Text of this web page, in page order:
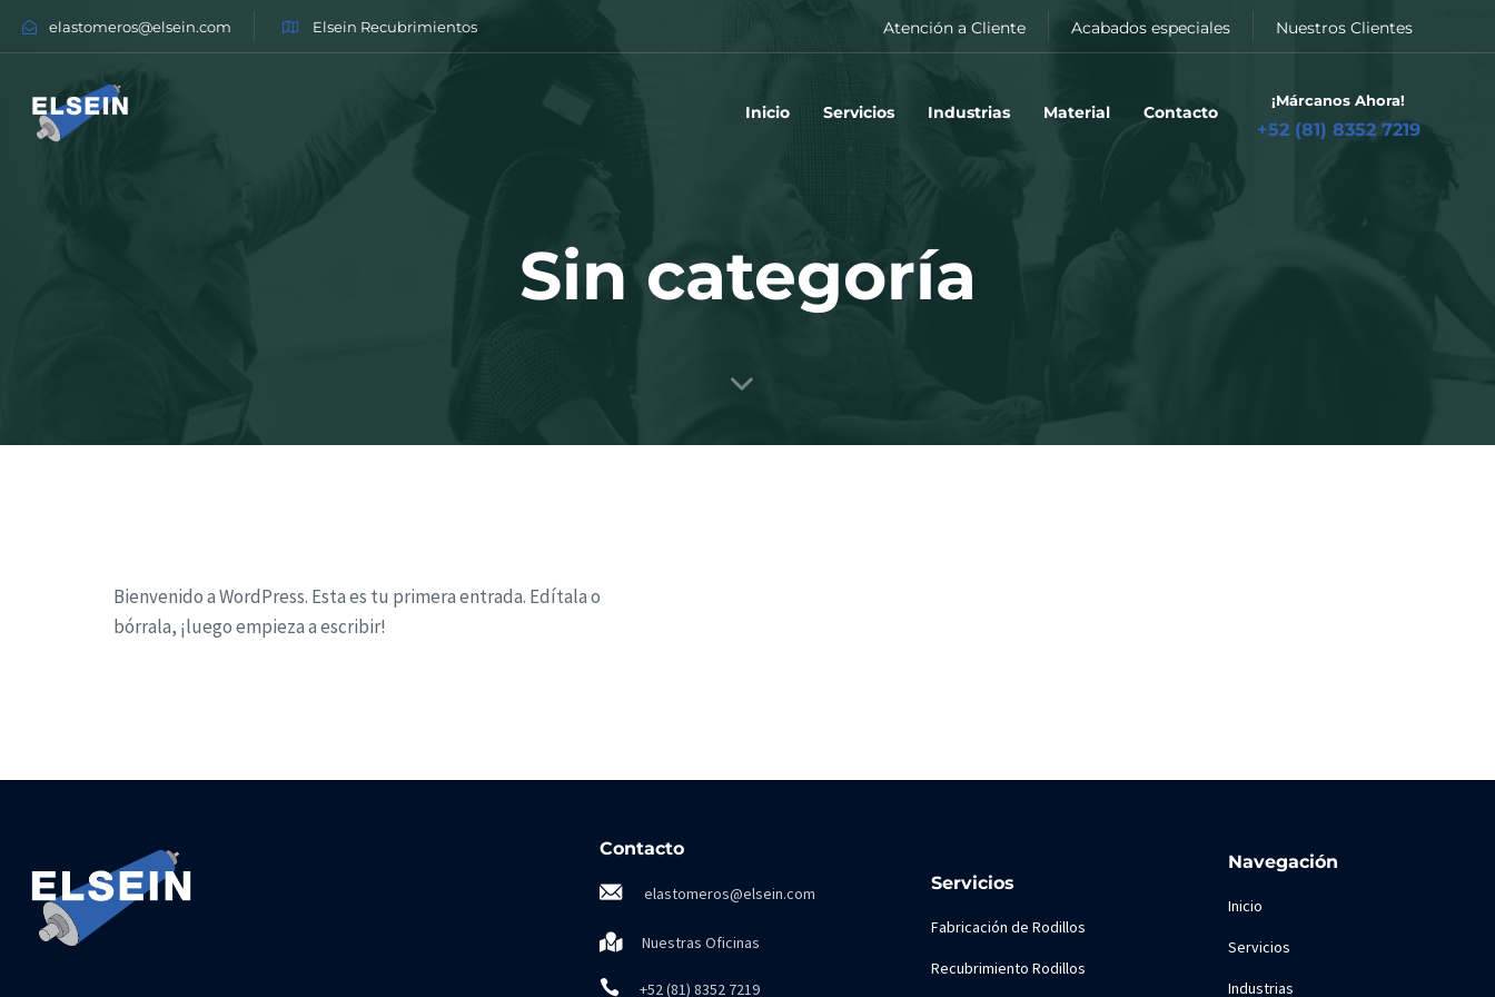
elastomeros@elsein.com Elsein Recubrimientos Atención a Cliente Acabados especiales Nuestros Clientes
Inicio Servicios Industrias Material Contacto
¡Márcanos Ahora!
+52 (81) 8352 7219
Sin categoría
Bienvenido a WordPress. Esta es tu primera entrada. Edítala o
bórrala, ¡luego empieza a escribir!
Contacto
elastomeros@elsein.com
Nuestras Oficinas
+52 (81) 8352 7219
Servicios
Fabricación de Rodillos
Recubrimiento Rodillos
Navegación
Inicio
Servicios
Industrias